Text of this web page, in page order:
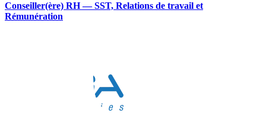
Conseiller(ère) RH — SST, Relations de travail et
Rémunération